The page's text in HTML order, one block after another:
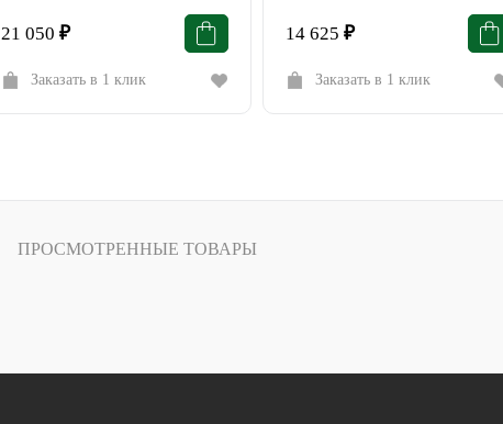
21 050 ₽
Заказать в 1 клик
14 625 ₽
Заказать в 1 клик
ПРОСМОТРЕННЫЕ ТОВАРЫ